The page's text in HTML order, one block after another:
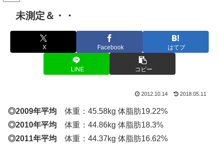
未測定＆・・
X Facebook はてブ
LINE コピー
2012.10.14 2018.05.11
◎2009年平均 体重：45.58kg 体脂肪19.22%
◎2010年平均 体重：44.86kg 体脂肪18.3%
◎2011年平均 体重：44.37kg 体脂肪16.62%